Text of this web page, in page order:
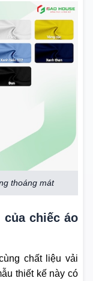
thoáng mát
của chiếc áo
chất liệu vải
thiết kế này có